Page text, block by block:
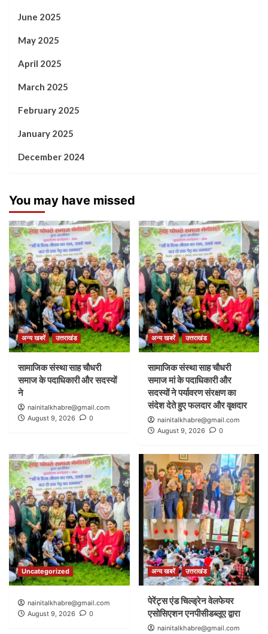
June 2025
May 2025
April 2025
March 2025
February 2025
January 2025
December 2024
You may have missed
अन्य खबरें उत्तराखंड
सामाजिक संस्था साह चौधरी
समाज के पदाधिकारी और सदस्यों
ने
nainitalkhabre@gmail.com
August 9, 2026
0
अन्य खबरें उत्तराखंड
सामाजिक संस्था साह चौधरी
समाज मां के पदाधिकारी और
सदस्यों ने पर्यावरण संरक्षण का
संदेश देते हुए फलदार और वृक्षदार
nainitalkhabre@gmail.com
August 9, 2026
0
Uncategorized
nainitalkhabre@gmail.com
August 9, 2026
0
अन्य खबरें उत्तराखंड
पेरेंट्स एंड चिल्ड्रेन वेलफेयर
एसोसिएशन एनपीसीडब्लूए द्वारा
nainitalkhabre@gmail.com